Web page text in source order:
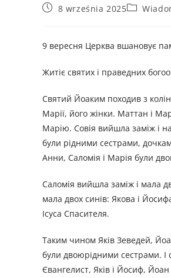
8 września 2025
9 вересня Церква вшановує
Житіє святих і праведних
Святий Йоаким походив з
Марії, його жінки. Маттан і
Марію. Совія вийшла заміж і
були рідними сестрами,
Анни, Саломія і Марія були
Саломія вийшла заміж і мала
мала двох синів: Якова і
Ісуса Спасителя.
Таким чином Яків Зеведей,
були двоюрідними сестрами. І
Євангелист, Яків і Йосиф,